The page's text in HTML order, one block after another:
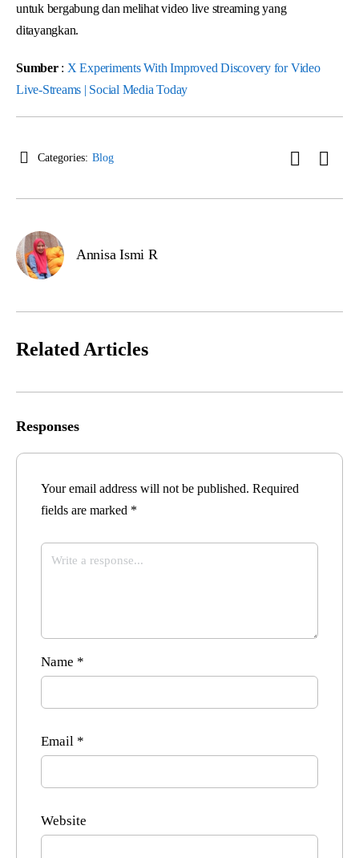
untuk bergabung dan melihat video live streaming yang
ditayangkan.
Sumber : X Experiments With Improved Discovery for Video
Live-Streams | Social Media Today
Categories: Blog
Annisa Ismi R
Related Articles
Responses
Your email address will not be published. Required
fields are marked *
Name *
Email *
Website